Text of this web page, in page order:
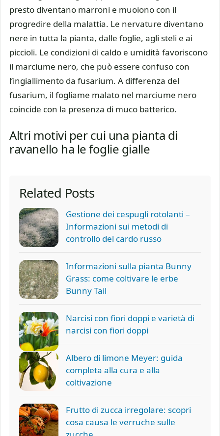
presto diventano marroni e muoiono con il
progredire della malattia. Le nervature diventano
nere in tutta la pianta, dalle foglie, agli steli e ai
piccioli. Le condizioni di caldo e umidità favoriscono
il marciume nero, che può essere confuso con
l’ingiallimento da fusarium. A differenza del
fusarium, il fogliame malato nel marciume nero
coincide con la presenza di muco batterico.
Altri motivi per cui una pianta di
ravanello ha le foglie gialle
Related Posts
Gestione dei cespugli rotolanti –
Informazioni sui metodi di
controllo del cardo russo
Informazioni sulla pianta Bunny
Grass: come coltivare le erbe
Bunny Tail
Narcisi con fiori doppi e varietà di
narcisi con fiori doppi
Albero di limone Meyer: guida
completa alla cura e alla
coltivazione
Frutto di zucca irregolare: scopri
cosa causa le verruche sulle